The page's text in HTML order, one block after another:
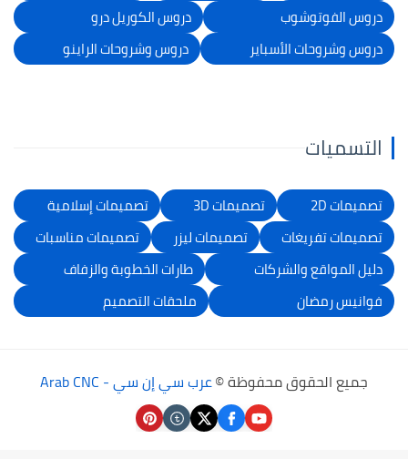
دروس الفوتوشوب
دروس الكوريل درو
دروس وشروحات الأسباير
دروس وشروحات الراينو
التسميات
تصميمات 2D تصميمات 3D
تصميمات إسلامية
تصميمات تفريغات
تصميمات ليزر
تصميمات مناسبات
دليل المواقع والشركات
طارات الخطوبة والزفاف
فوانيس رمضان
ملحقات التصميم
جميع الحقوق محفوظة ©عرب سي إن سي - Arab CNC